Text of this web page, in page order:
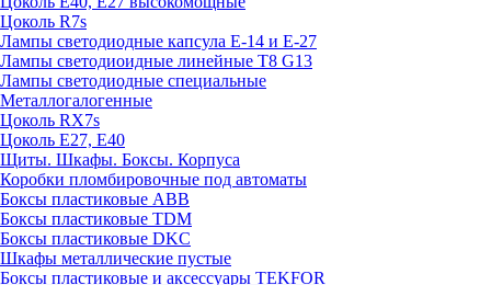
Цоколь R7s
Лампы светодиодные капсула Е-14 и Е-27
Лампы светодиоидные линейные T8 G13
Лампы светодиодные специальные
Металлогалогенные
Цоколь RX7s
Цоколь Е27, E40
Щиты. Шкафы. Боксы. Корпуса
Коробки пломбировочные под автоматы
Боксы пластиковые ABB
Боксы пластиковые TDM
Боксы пластиковые DKC
Шкафы металлические пустые
Боксы пластиковые и аксессуары TEKFOR